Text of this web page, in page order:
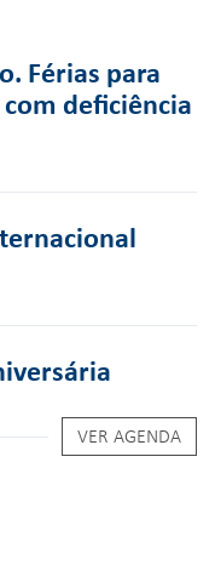
Férias para
deficiência
VER AGENDA